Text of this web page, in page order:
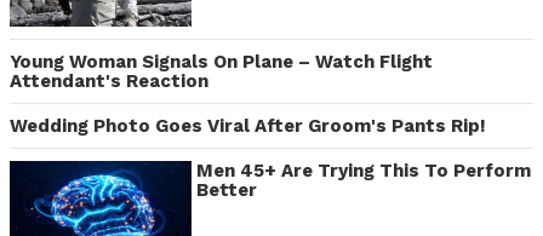
Young Woman Signals On Plane – Watch Flight
Attendant's Reaction
Wedding Photo Goes Viral After Groom's Pants Rip!
Men 45+ Are Trying This To Perform
Better